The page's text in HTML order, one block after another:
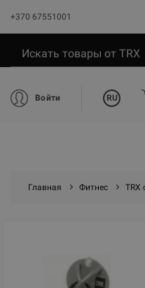
+370 67551001
Войти RU
Главная Фитнес TRX